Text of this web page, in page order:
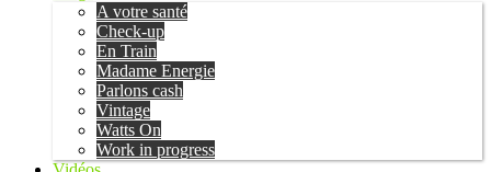
A votre santé
Check-up
En Train
Madame Energie
Parlons cash
Vintage
Watts On
Work in progress